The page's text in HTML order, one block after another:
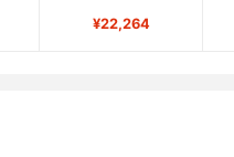
¥22,264